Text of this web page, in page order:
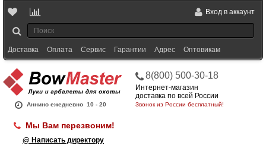
Вход в аккаунт
Доставка Оплата Сервис Гарантии Адрес Оптовикам
Аннино ежедневно 10 - 20
8(800) 500-30-18
Интернет-магазин
доставка по всей России
Звонок из России бесплатный!
Мы Вам перезвоним!
@ Написать директору